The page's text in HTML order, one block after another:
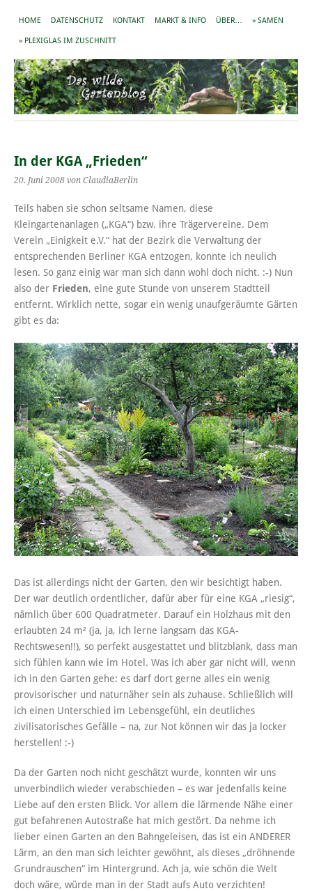
HOME DATENSCHUTZ KONTAKT MARKT & INFO ÜBER… » SAMEN
» PLEXIGLAS IM ZUSCHNITT
In der KGA „Frieden“
20. Juni 2008 von ClaudiaBerlin
Teils haben sie schon seltsame Namen, diese
Kleingartenanlagen („KGA“) bzw. ihre Trägervereine. Dem
Verein „Einigkeit e.V.“ hat der Bezirk die Verwaltung der
entsprechenden Berliner KGA entzogen, konnte ich neulich
lesen. So ganz einig war man sich dann wohl doch nicht. :-) Nun
also der Frieden, eine gute Stunde von unserem Stadtteil
entfernt. Wirklich nette, sogar ein wenig unaufgeräumte Gärten
gibt es da:
Das ist allerdings nicht der Garten, den wir besichtigt haben.
Der war deutlich ordentlicher, dafür aber für eine KGA „riesig“,
nämlich über 600 Quadratmeter. Darauf ein Holzhaus mit den
erlaubten 24 m² (ja, ja, ich lerne langsam das KGA-
Rechtswesen!!), so perfekt ausgestattet und blitzblank, dass man
sich fühlen kann wie im Hotel. Was ich aber gar nicht will, wenn
ich in den Garten gehe: es darf dort gerne alles ein wenig
provisorischer und naturnäher sein als zuhause. Schließlich will
ich einen Unterschied im Lebensgefühl, ein deutliches
zivilisatorisches Gefälle – na, zur Not können wir das ja locker
herstellen! :-)
Da der Garten noch nicht geschätzt wurde, konnten wir uns
unverbindlich wieder verabschieden – es war jedenfalls keine
Liebe auf den ersten Blick. Vor allem die lärmende Nähe einer
gut befahrenen Autostraße hat mich gestört. Da nehme ich
lieber einen Garten an den Bahngeleisen, das ist ein ANDERER
Lärm, an den man sich leichter gewöhnt, als dieses „dröhnende
Grundrauschen“ im Hintergrund. Ach ja, wie schön die Welt
doch wäre, würde man in der Stadt aufs Auto verzichten!